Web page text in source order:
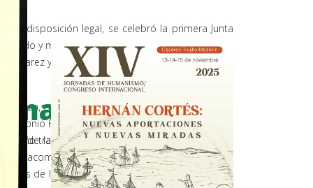
disposición legal, se celebró la primera Junta
y medalla de la Institución, y se nombraron
y Sáenz de Buruaga y D. Salvador Andrés
en la que, tras la lectura del Real Decreto
Hernández Gil y Don Xavier de Salas. A la
de la Real Academia de Bellas Artes de San
acompañados en el estrado de otros ilustres
de la cultura, ocupando lugar destacado Su
año tras año, las firmas de los señores